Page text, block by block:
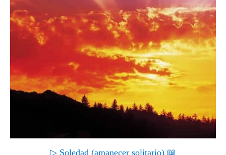
▷ Soledad (amanecer solitario) 📖